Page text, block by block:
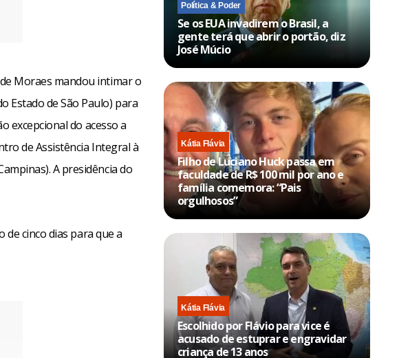
Moraes mandou intimar o
Estado de São Paulo) para
excepcional do acesso a
de Assistência Integral à
A presidência do
de cinco dias para que a
Política & Poder
Se os EUA invadirem o Brasil, a
gente terá que abrir o portão, diz
José Múcio
Kátia Flávia
Filho de Luciano Huck passa em
faculdade de R$ 100 mil por ano e
família comemora: “Pais
orgulhosos”
Kátia Flávia
Escolhido por Flávio para vice é
acusado de estuprar e engravidar
criança de 13 anos